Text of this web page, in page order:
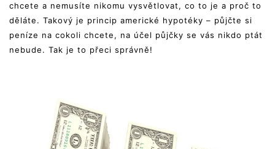
chcete a nemusíte nikomu vysvětlovat, co to je a proč to
děláte. Takový je princip americké hypotéky – půjčte si
peníze na cokoli chcete, na účel půjčky se vás nikdo ptát
nebude. Tak je to přeci správně!